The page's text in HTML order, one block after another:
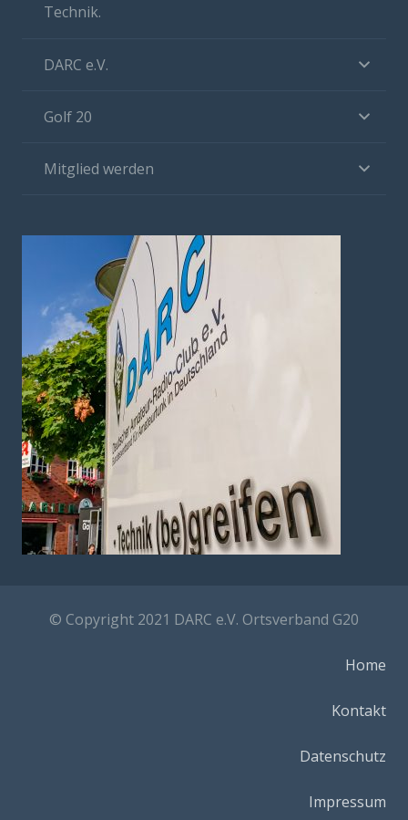
Technik.
DARC e.V.
Golf 20
Mitglied werden
© Copyright 2021 DARC e.V. Ortsverband G20
Home
Kontakt
Datenschutz
Impressum